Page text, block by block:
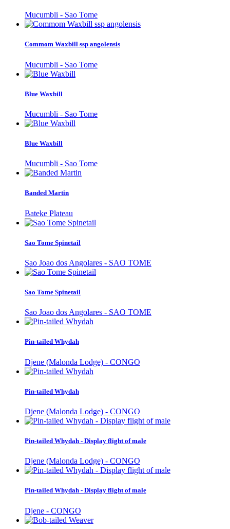
Mucumbli - Sao Tome
Commom Waxbill ssp angolensis
Mucumbli - Sao Tome
Blue Waxbill
Mucumbli - Sao Tome
Blue Waxbill
Mucumbli - Sao Tome
Banded Martin
Bateke Plateau
Sao Tome Spinetail
Sao Joao dos Angolares - SAO TOME
Sao Tome Spinetail
Sao Joao dos Angolares - SAO TOME
Pin-tailed Whydah
Djene (Malonda Lodge) - CONGO
Pin-tailed Whydah
Djene (Malonda Lodge) - CONGO
Pin-tailed Whydah - Display flight of male
Djene (Malonda Lodge) - CONGO
Pin-tailed Whydah - Display flight of male
Djene - CONGO